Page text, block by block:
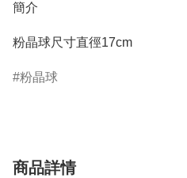
簡介
粉晶球尺寸直徑17cm
粉晶球
商品詳情